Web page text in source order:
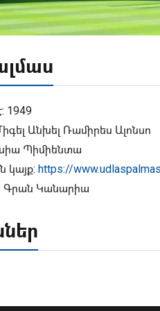
1949
Անխել Ռամիրես Ալոնսո
Պիմիենտա
կայք: https://
Գրան Կանարիա